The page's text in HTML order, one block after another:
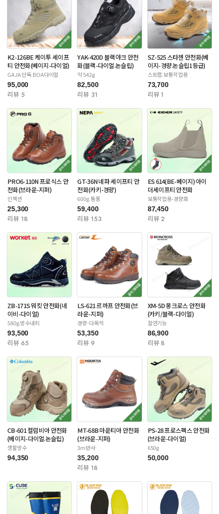
K2-126BE 케이투 세이프
티 안전화(베이지-다이얼)
GAJA 단독.BOA다이얼
95,000
리뷰 5
YAK-420D 블랙야크 안전
화(블랙-다이얼.논슬립)
약 542g
82,500
리뷰 31
SZ-525 스타젠 안전화(베
이지-경량.논슬립1등급)
스트랩.보통작업용
73,700
리뷰 1
PRO6-110N 프로식스 안
전화(브라운-지퍼)
인젝션
25,300
리뷰 18
GT-36N 네파 세이프티 안
전화(카키-경량)
600g.통풍
59,400
리뷰 153
ES 614(BE-베이지) 아이
더세이프티 안전화
보통작업용-경량화
87,450
리뷰 2
ZB-171S 워킷 안전화(네
이비-다이얼)
580g.방수내피
93,500
리뷰 65
LS-621 르까프 안전화(브
라운-지퍼)
경량-다목적
53,350
리뷰 9
XM-5D 몽크로스 안전화
(카키/블랙-다이얼)
절연기능
86,900
리뷰 8
CB-601 컬럼비아 안전화
(베이지-다이얼.논슬립)
생활방수
94,350
MT-68B 마운티아 안전화
(브라운-지퍼)
3m반사
35,200
리뷰 18
PS-28 프로스펙스 안전화
(브라운-다이얼)
650g
50,000